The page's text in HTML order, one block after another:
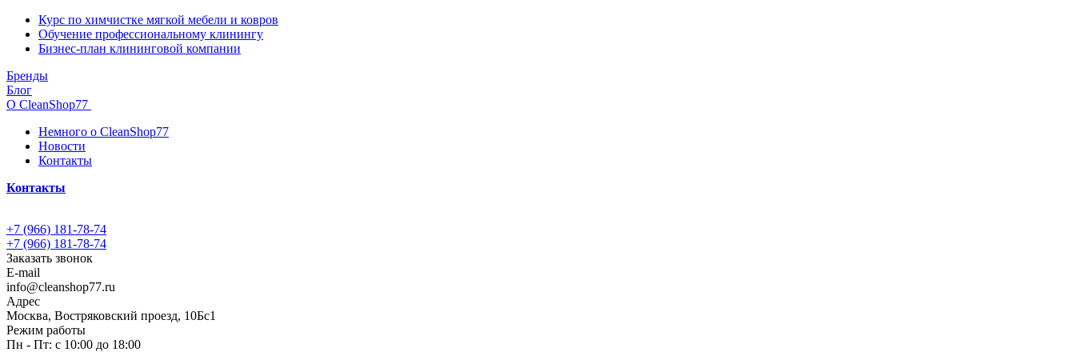
Курс по химчистке мягкой мебели и ковров
Обучение профессиональному клинингу
Бизнес-план клининговой компании
Бренды
Блог
О CleanShop77
Немного о CleanShop77
Новости
Контакты
Контакты
+7 (966) 181-78-74
+7 (966) 181-78-74
Заказать звонок
E-mail
info@cleanshop77.ru
Адрес
Москва, Востряковский проезд, 10Бс1
Режим работы
Пн - Пт: с 10:00 до 18:00